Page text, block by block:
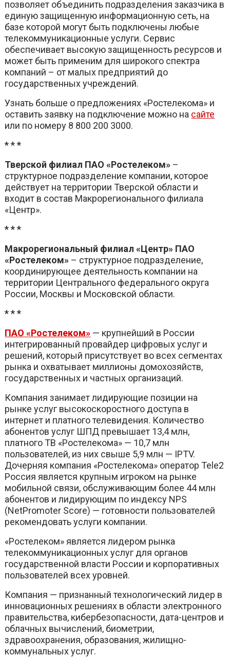
позволяет объединить подразделения заказчика в
единую защищенную информационную сеть, на
базе которой могут быть подключены любые
телекоммуникационные услуги. Сервис
обеспечивает высокую защищенность ресурсов и
может быть применим для широкого спектра
компаний – от малых предприятий до
государственных учреждений.
Узнать больше о предложениях «Ростелекома» и
оставить заявку на подключение можно на сайте
или по номеру 8 800 200 3000.
* * *
Тверской филиал ПАО «Ростелеком» –
структурное подразделение компании, которое
действует на территории Тверской области и
входит в состав Макрорегионального филиала
«Центр».
* * *
Макрорегиональный филиал «Центр» ПАО
«Ростелеком» – структурное подразделение,
координирующее деятельность компании на
территории Центрального федерального округа
России, Москвы и Московской области.
* * *
ПАО «Ростелеком» — крупнейший в России
интегрированный провайдер цифровых услуг и
решений, который присутствует во всех сегментах
рынка и охватывает миллионы домохозяйств,
государственных и частных организаций.
Компания занимает лидирующие позиции на
рынке услуг высокоскоростного доступа в
интернет и платного телевидения. Количество
абонентов услуг ШПД превышает 13,4 млн,
платного ТВ «Ростелекома» — 10,7 млн
пользователей, из них свыше 5,9 млн — IPTV.
Дочерняя компания «Ростелекома» оператор Tele2
Россия является крупным игроком на рынке
мобильной связи, обслуживающим более 44 млн
абонентов и лидирующим по индексу NPS
(NetPromoter Score) — готовности пользователей
рекомендовать услуги компании.
«Ростелеком» является лидером рынка
телекоммуникационных услуг для органов
государственной власти России и корпоративных
пользователей всех уровней.
Компания — признанный технологический лидер в
инновационных решениях в области электронного
правительства, кибербезопасности, дата-центров и
облачных вычислений, биометрии,
здравоохранения, образования, жилищно-
коммунальных услуг.